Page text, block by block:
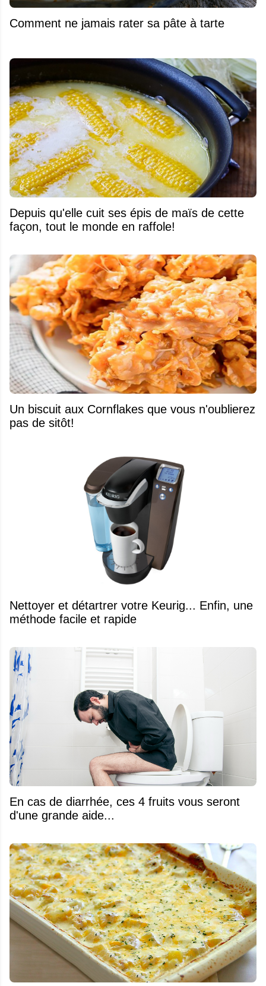
Comment ne jamais rater sa pâte à tarte
Depuis qu'elle cuit ses épis de maïs de cette
façon, tout le monde en raffole!
Un biscuit aux Cornflakes que vous n'oublierez
pas de sitôt!
Nettoyer et détartrer votre Keurig... Enfin, une
méthode facile et rapide
En cas de diarrhée, ces 4 fruits vous seront
d'une grande aide...